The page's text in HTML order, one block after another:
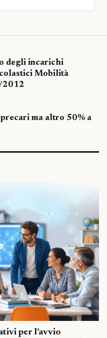
degli incarichi
Mobilità
2012
ma altro 50% a
per l’avvio